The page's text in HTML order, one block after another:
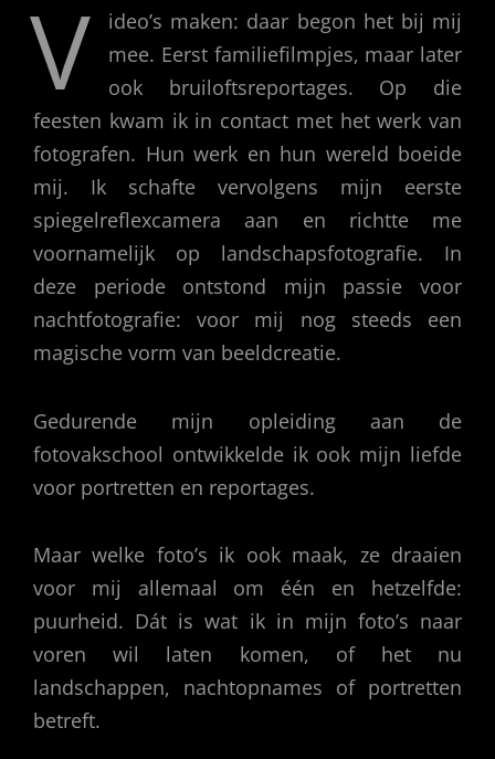
V
ideo’s maken: daar begon het bij mij
mee. Eerst familiefilmpjes, maar later
ook bruiloftsreportages. Op die
feesten kwam ik in contact met het werk van
fotografen. Hun werk en hun wereld boeide
mij. Ik schafte vervolgens mijn eerste
spiegelreflexcamera aan en richtte me
voornamelijk op landschapsfotografie. In
deze periode ontstond mijn passie voor
nachtfotografie: voor mij nog steeds een
magische vorm van beeldcreatie.
Gedurende mijn opleiding aan de
fotovakschool ontwikkelde ik ook mijn liefde
voor portretten en reportages.
Maar welke foto’s ik ook maak, ze draaien
voor mij allemaal om één en hetzelfde:
puurheid. Dát is wat ik in mijn foto’s naar
voren wil laten komen, of het nu
landschappen, nachtopnames of portretten
betreft.